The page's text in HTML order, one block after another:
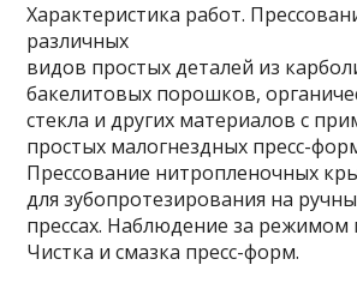
Характеристика работ.
различных
видов простых деталей из
бакелитовых порошков,
стекла и других материалов с
простых малогнездных пресс-
Прессование нитропленочных
для зубопротезирования на
прессах. Наблюдение за режимом
Чистка и смазка пресс-форм.